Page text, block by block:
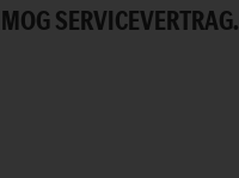
SERVICEVERTRAG.